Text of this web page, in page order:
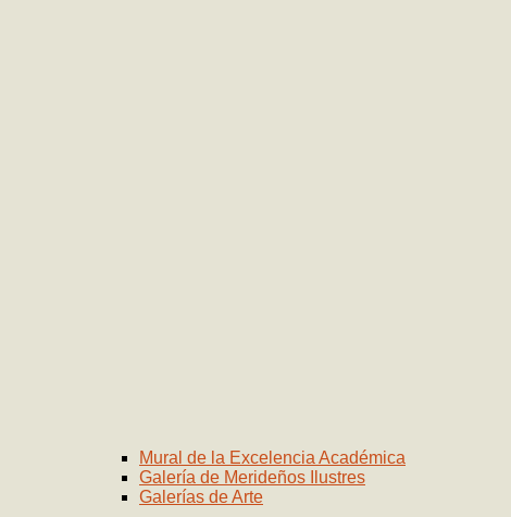
Mural de la Excelencia Académica
Galería de Merideños Ilustres
Galerías de Arte